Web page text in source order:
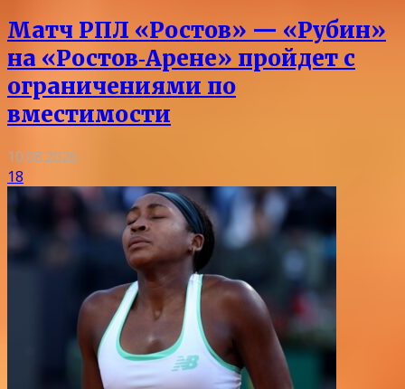
Матч РПЛ «Ростов» — «Рубин»
на «Ростов‑Арене» пройдет с
ограничениями по
вместимости
10.08.2026
18